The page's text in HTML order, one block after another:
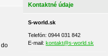
do
Kontaktné údaje
S-world.sk
Telefón: 0944 031 842
E-mail: kontakt@s-world.sk